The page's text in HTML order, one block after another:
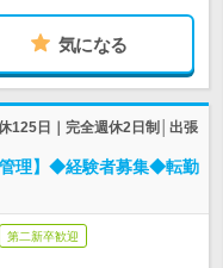
気になる
125日｜完全週休2日制│出張
管理】◆経験者募集◆転勤
第二新卒歓迎